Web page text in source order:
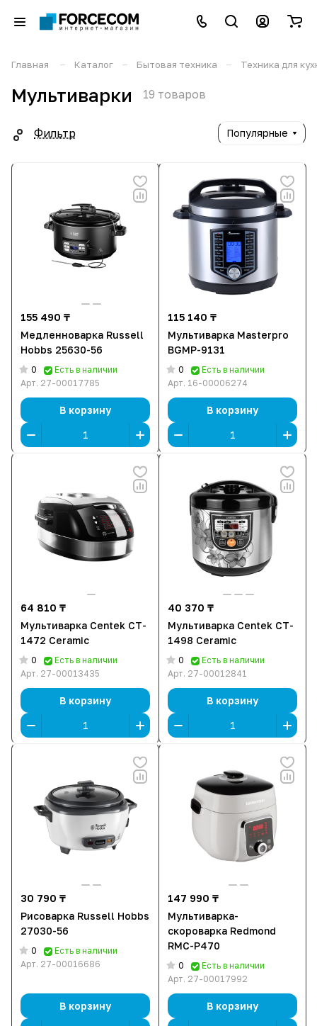
Главная – Каталог – Бытовая техника – Техника для
Мультиварки 19 товаров
Фильтр Популярные
155 490 ₸
Медленноварка Russell
Hobbs 25630-56
0
Есть в наличии
Арт. 27-00017785
В корзину
115 140 ₸
Мультиварка Masterpro
BGMP-9131
0
Есть в наличии
Арт. 16-00006274
В корзину
64 810 ₸
Мультиварка Centek CT-
1472 Ceramic
0
Есть в наличии
Арт. 27-00013435
В корзину
40 370 ₸
Мультиварка Centek CT-
1498 Ceramic
0
Есть в наличии
Арт. 27-00012841
В корзину
30 790 ₸
Рисоварка Russell Hobbs
27030-56
0
Есть в наличии
Арт. 27-00016686
В корзину
147 990 ₸
Мультиварка-
скороварка Redmond
RMC-P470
0
Есть в наличии
Арт. 27-00017992
В корзину